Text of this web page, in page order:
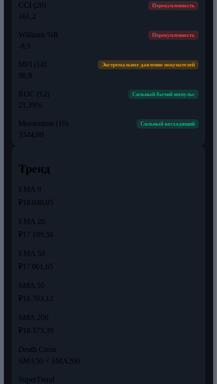
CCI (20)
161,2
Перекупленность
Williams %R
-8,9
Перекупленность
MFI (14)
98,8
Экстремальное давление покупателей
ROC (12)
21,39%
Сильный бычий импульс
Momentum (10)
3344,00
Сильный восходящий
Тренд
EMA 9
₽18 040,05
EMA 20
₽17 109,58
EMA 50
₽17 061,65
SMA 50
₽16 703,12
SMA 200
₽18 373,39
Death Cross
SMA50 < SMA200
SuperTrend